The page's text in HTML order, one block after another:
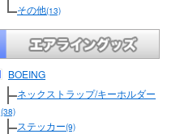
その他(13)
BOEING
ネックストラップ/キーホルダー
(38)
ステッカー(9)